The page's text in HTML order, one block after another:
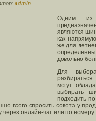
admin
Одним из
являются
как
же для
довольно
Для
могут
выбирать
подходить
всего спросить совета у
через онлайн-чат или по